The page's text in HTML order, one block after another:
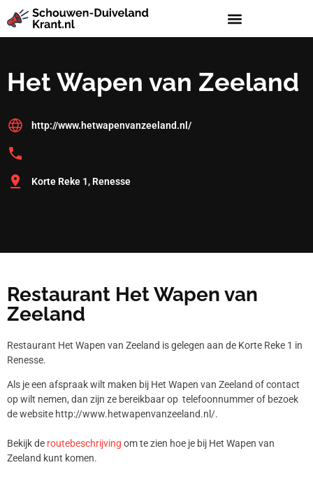
Het Wapen van Zeeland
http://www.hetwapenvanzeeland.nl/
Korte Reke 1, Renesse
Restaurant Het Wapen van
Zeeland
Restaurant Het Wapen van Zeeland is gelegen aan de Korte Reke 1 in
Renesse.
Als je een afspraak wilt maken bij Het Wapen van Zeeland of contact
op wilt nemen, dan zijn ze bereikbaar op telefoonnummerof bezoek
de website http://www.hetwapenvanzeeland.nl/.
Bekijk de routebeschrijving om te zien hoe je bij Het Wapen van
Zeeland kunt komen.